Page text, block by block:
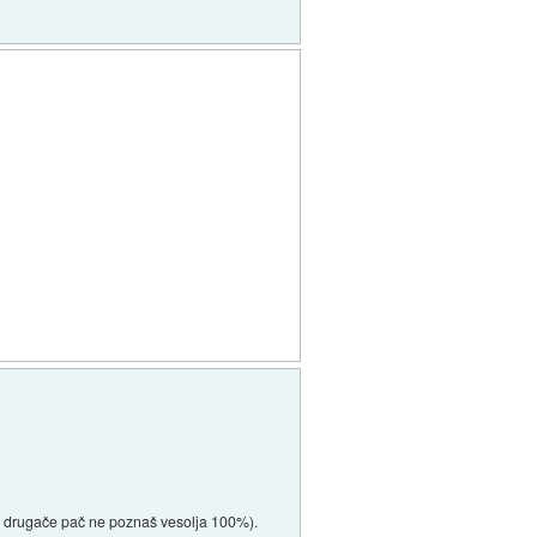
pač ne poznaš vesolja 100%).